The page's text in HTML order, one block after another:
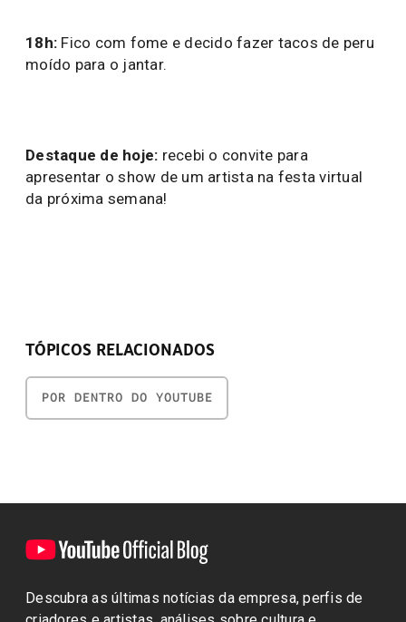
18h: Fico com fome e decido fazer tacos de peru
moído para o jantar.
Destaque de hoje: recebi o convite para
apresentar o show de um artista na festa virtual
da próxima semana!
TÓPICOS RELACIONADOS
POR DENTRO DO YOUTUBE
Descubra as últimas notícias da empresa, perfis de